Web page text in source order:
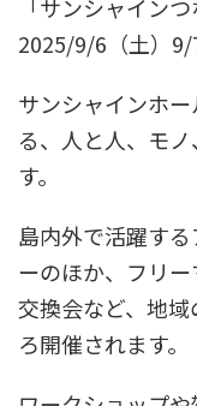
「サンシャイン
2025/9/6（土）9/
サンシャインホ
る、人と人、モ
す。
島内外で活躍す
ーのほか、フリ
交換会など、地
ろ開催されます。